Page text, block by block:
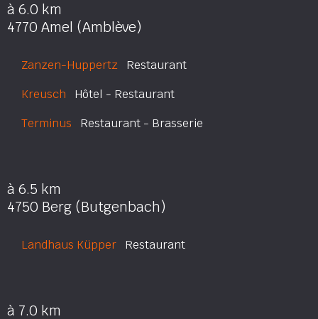
à 6.0 km
4770 Amel (Amblève)
Zanzen-Huppertz Restaurant
Kreusch Hôtel - Restaurant
Terminus Restaurant - Brasserie
à 6.5 km
4750 Berg (Butgenbach)
Landhaus Küpper Restaurant
à 7.0 km